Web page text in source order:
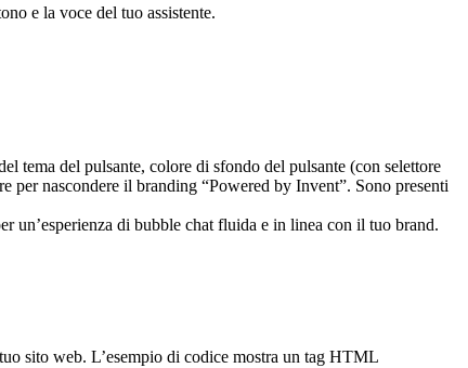
e la voce del tuo assistente.
un’esperienza di bubble chat fluida e in linea con il tuo brand.